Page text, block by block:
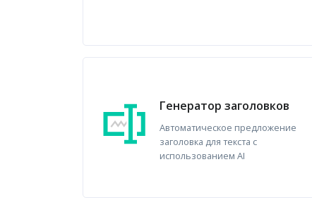
Генератор заголовков
Автоматическое предложение
заголовка для текста с
использованием AI